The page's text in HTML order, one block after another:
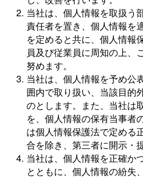
当社は、個人情報を取扱う
責任者を置き、個人情報を
を定めると共に、個人情報
員及び従業員に周知の上、
努めます。
当社は、個人情報を予め公
囲内で取り扱い、当該目的
のとします。また、当社は
を、個人情報の保有当事者
は個人情報保護法で定める
合を除き、第三者に開示・
当社は、個人情報を正確か
とともに、個人情報の紛失